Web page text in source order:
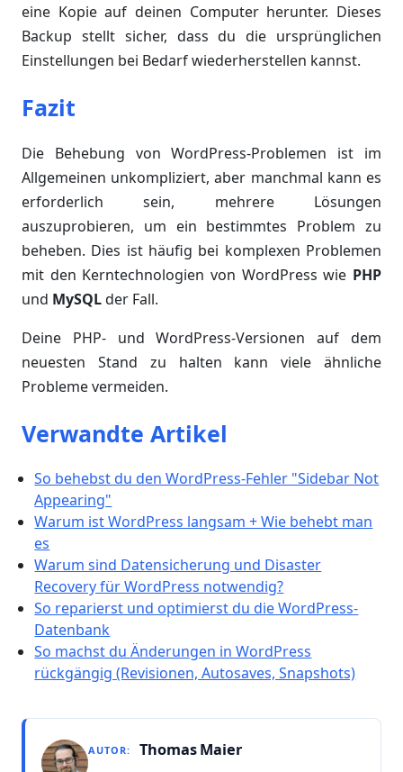
eine Kopie auf deinen Computer herunter. Dieses
Backup stellt sicher, dass du die ursprünglichen
Einstellungen bei Bedarf wiederherstellen kannst.
Fazit
Die Behebung von WordPress-Problemen ist im
Allgemeinen unkompliziert, aber manchmal kann es
erforderlich sein, mehrere Lösungen
auszuprobieren, um ein bestimmtes Problem zu
beheben. Dies ist häufig bei komplexen Problemen
mit den Kerntechnologien von WordPress wie PHP
und MySQLder Fall.
Deine PHP- und WordPress-Versionen auf dem
neuesten Stand zu halten kann viele ähnliche
Probleme vermeiden.
Verwandte Artikel
So behebst du den WordPress-Fehler "Sidebar Not
Appearing"
Warum ist WordPress langsam + Wie behebt man
es
Warum sind Datensicherung und Disaster
Recovery für WordPress notwendig?
So reparierst und optimierst du die WordPress-
Datenbank
So machst du Änderungen in WordPress
rückgängig (Revisionen, Autosaves, Snapshots)
AUTOR: Thomas Maier